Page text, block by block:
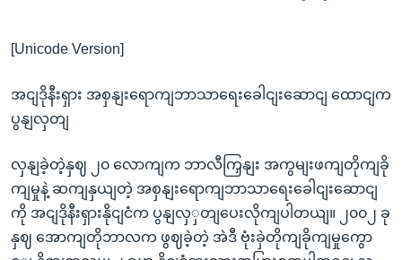
[Unicode Version]
အငျဒိုနီးရှား အစှနျးရောကျဘာသာရေးခေါငျးဆောငျ ထောငျက
ပွနျလှတျ
လှနျခဲ့တဲ့နှဈ ၂၀ လောကျက ဘာလီကြှနျး အကွမျးဖကျတိုကျခို
ကျမှုနဲ့ ဆကျနှယျတဲ့ အစှနျးရောကျဘာသာရေးခေါငျးဆောငျ
ကို အငျဒိုနီးရှားနိုငျငံက ပွနျလှှတျပေးလိုကျပါတယျ။ ၂၀၀၂ ခု
နှဈ အောကျတိုဘာလက ဖွဈခဲ့တဲ့ အဲဒီ ဗုံးခှဲတိုကျခိုကျမှုကွော